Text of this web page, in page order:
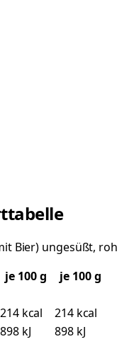
Bier) ungesüßt, roh
je 100g
je 100 g
214 kcal
214 kcal
898 kJ 898 kJ